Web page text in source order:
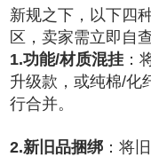
新规之下，以下四
区，卖家需立即自查
1.功能/材质混挂 ：
升级款，或纯棉/化
行合并。
2.新旧品捆绑 ：将